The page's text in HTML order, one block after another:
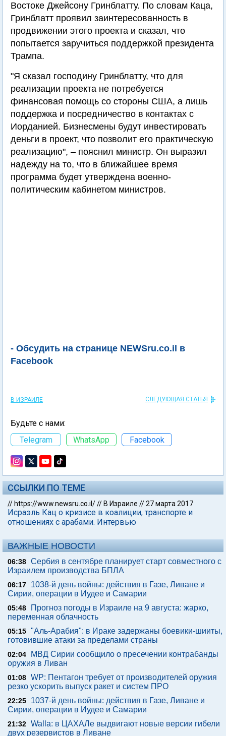
Востоке Джейсону Гринблатту. По словам Каца,
Гринблатт проявил заинтересованность в
продвижении этого проекта и сказал, что
попытается заручиться поддержкой президента
Трампа.
"Я сказал господину Гринблатту, что для
реализации проекта не потребуется
финансовая помощь со стороны США, а лишь
поддержка и посредничество в контактах с
Иорданией. Бизнесмены будут инвестировать
деньги в проект, что позволит его практическую
реализацию", – пояснил министр. Он выразил
надежду на то, что в ближайшее время
программа будет утверждена военно-
политическим кабинетом министров.
- Обсудить на странице NEWSru.co.il в
Facebook
В ИЗРАИЛЕ СЛЕДУЮЩАЯ СТАТЬЯ
Будьте с нами:
Telegram
WhatsApp Facebook
ССЫЛКИ ПО ТЕМЕ
// https://www.newsru.co.il/// В Израиле //27 марта 2017
Исраэль Кац о кризисе в коалиции, транспорте и
отношениях с арабами. Интервью
ВАЖНЫЕ НОВОСТИ
06:38 Сербия в сентябре планирует старт совместного с
Израилем производства БПЛА
06:17
1038-й день войны: действия в Газе, Ливане и
Сирии, операции в Иудее и Самарии
05:48
Прогноз погоды в Израиле на 9 августа: жарко,
переменная облачность
05:15 "Аль-Арабия": в Ираке задержаны боевики-шииты,
готовившие атаки за пределами страны
02:04
МВД Сирии сообщило о пресечении контрабанды
оружия в Ливан
01:08 WP: Пентагон требует от производителей оружия
резко ускорить выпуск ракет и систем ПРО
22:25
1037-й день войны: действия в Газе, Ливане и
Сирии, операции в Иудее и Самарии
21:32 Walla: в ЦАХАЛе выдвигают новые версии гибели
двух резервистов в Ливане